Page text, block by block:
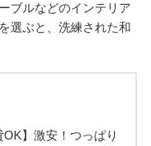
ブルなどのインテリア
選ぶと、洗練された和
OK】激安！つっぱり